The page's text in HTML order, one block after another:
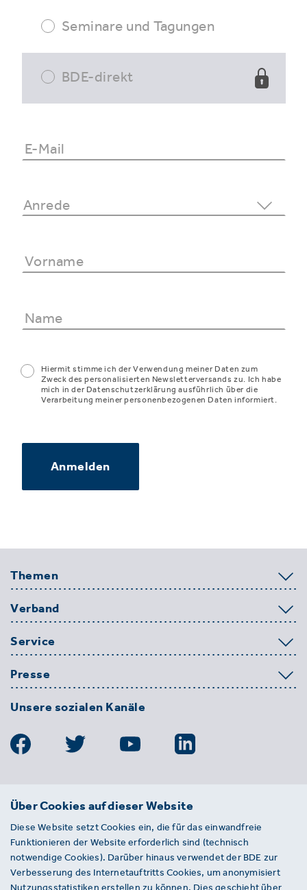
Seminare und Tagungen
BDE-direkt
Hiermit stimme ich der Verwendung meiner Daten zum
Zweck des personalisierten Newsletterversands zu. Ich habe
mich in der Datenschutzerklärung ausführlich über die
Verarbeitung meiner personenbezogenen Daten informiert.
Anmelden
Themen
Verband
Service
Presse
Unsere sozialen Kanäle
BDE
Entsorgungs-, Wasser- und
Kreislaufwirtschaft e. V.
Von-der-Heydt-Straße 2
D 10785 Berlin
Über Cookies auf dieser Website
Diese Website setzt Cookies ein, die für das einwandfreie
Funktionieren der Website erforderlich sind (technisch
notwendige Cookies). Darüber hinaus verwendet der BDE zur
Verbesserung des Internetauftritts Cookies, um anonymisiert
Nutzungsstatistiken erstellen zu können. Dies geschieht über